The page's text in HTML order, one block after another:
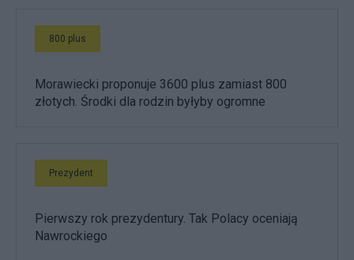
800 plus
Morawiecki proponuje 3600 plus zamiast 800
złotych. Środki dla rodzin byłyby ogromne
Prezydent
Pierwszy rok prezydentury. Tak Polacy oceniają
Nawrockiego